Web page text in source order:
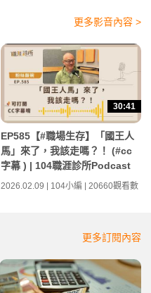
更多影音內容 >
30:41
EP585【#職場生存】「國王人
馬」來了，我該走嗎？！ (#cc
字幕 ) | 104職涯診所Podcast
2026.02.09 | 104小編 | 20660觀看數
更多訂閱內容